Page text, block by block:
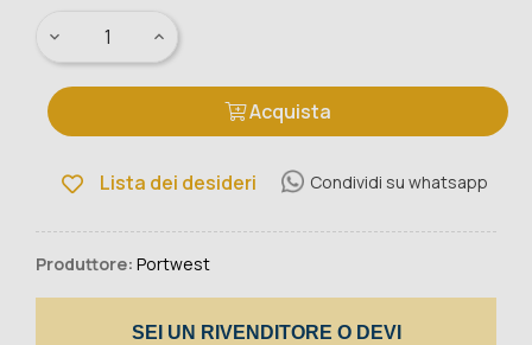
Acquista
Lista dei desideri Condividi su whatsapp
Produttore: Portwest
SEI UN RIVENDITORE O DEVI